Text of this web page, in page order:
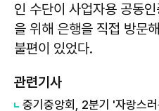
인 수단이 사업자용 공동
을 위해 은행을 직접 방문
불편이 있었다.
관련기사